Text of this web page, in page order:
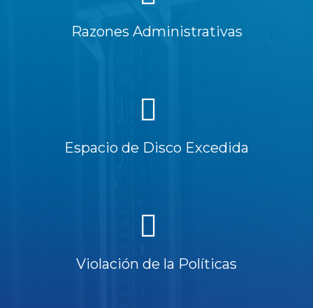
Razones Administrativas
Espacio de Disco Excedida
Violación de la Políticas